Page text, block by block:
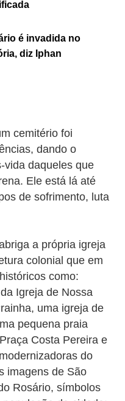
é invadida no
diz Iphan
cemitério foi
dando o
vida daqueles que
Ele está lá até
de sofrimento, luta
a própria igreja
colonial que em
como:
Igreja de Nossa
uma igreja de
pequena praia
Costa Pereira e
do
imagens de São
Rosário, símbolos